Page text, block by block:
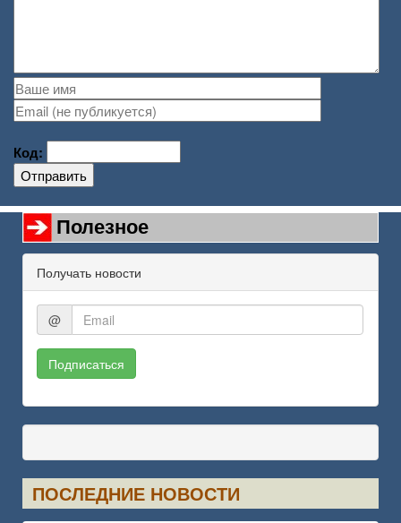
Код:
Отправить
Полезное
Получать новости
@
Подписаться
ПОСЛЕДНИЕ НОВОСТИ